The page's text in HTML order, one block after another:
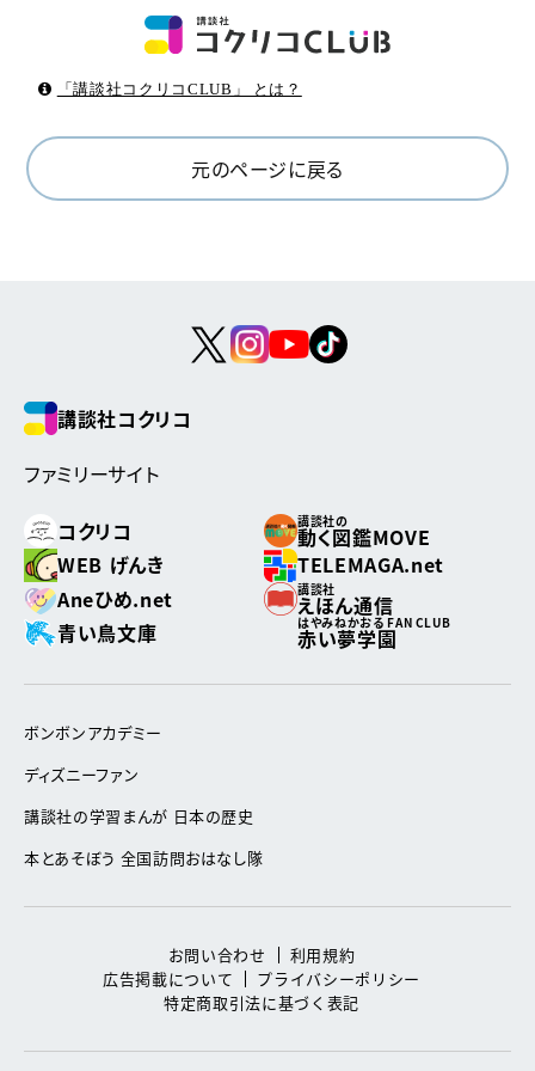
「講談社コクリコCLUB」 とは？
元のページに戻る
講談社コクリコ
ファミリーサイト
コクリコ
講談社の
動く図鑑MOVE
WEB げんき
TELEMAGA.net
Aneひめ.net
講談社
えほん通信
青い鳥文庫
はやみねかおる FAN CLUB
赤い夢学園
ボンボンアカデミー
ディズニーファン
講談社の学習まんが 日本の歴史
本とあそぼう 全国訪問おはなし隊
お問い合わせ
利用規約
広告掲載について
プライバシーポリシー
特定商取引法に基づく表記